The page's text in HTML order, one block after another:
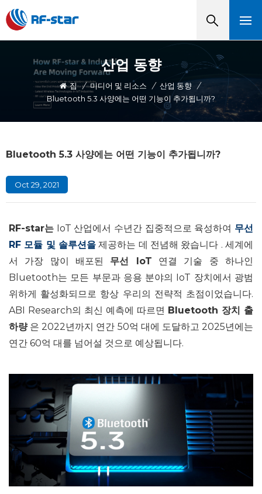
산업 동향
집 / 미디어 및 리소스 / 산업 동향
/
Bluetooth 5.3 사양에는 어떤 기능이 추가됩니까?
Bluetooth 5.3 사양에는 어떤 기능이 추가됩니까?
Oct 29, 2021
RF-star는 IoT 산업에서 수년간 집중적으로 육성하여 무선
RF 모듈 및 솔루션을 제공하는 데 전념해 왔습니다 . 세계에
서 가장 많이 배포된 무선 IoT 연결 기술 중 하나인
Bluetooth는 모든 부문과 응용 분야의 IoT 장치에서 광범
위하게 활성화되므로 항상 우리의 전략적 초점이었습니다.
ABI Research의 최신 예측에 따르면 Bluetooth 장치 출
하량은 2022년까지 연간 50억 대에 도달하고 2025년에는
연간 60억 대를 넘어설 것으로 예상됩니다.